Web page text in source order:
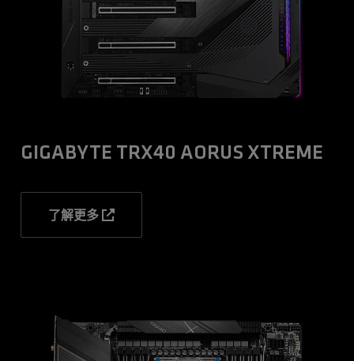
GIGABYTE TRX40 AORUS XTREME
了解更多